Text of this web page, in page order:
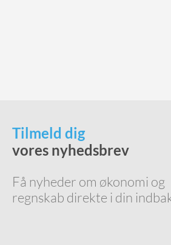
Tilmeld dig
vores nyhedsbrev
Få nyheder om økonomi og
regnskab direkte i din